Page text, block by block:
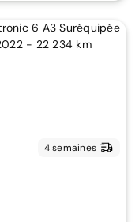
4 semaines